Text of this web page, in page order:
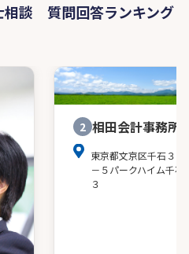
相談 質問回答ランキング
2 相田会計事務所
東京都文京区千石３－
－５パークハイム千石
３